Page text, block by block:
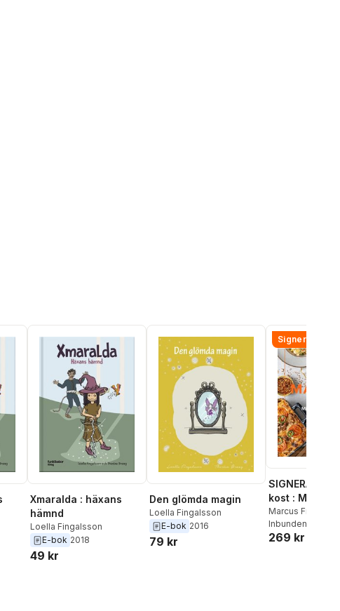
antal röster:
Xmaralda : häxans
hämnd
Loella Fingalsson
E-bok 2018
49 kr
Den glömda magin
Loella Fingalsson
E-bok 2016
79 kr
Signerad!
SIGNERAD -
kost :
matlådor
Marcus Frank
Inbunden
269 kr